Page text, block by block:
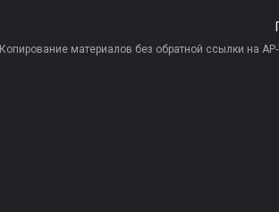
Копирование материалов без обратной ссылки на